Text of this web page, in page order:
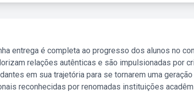
entrega é completa ao progresso dos alunos no
relações autênticas e são impulsionadas por
em sua trajetória para se tornarem uma
reconhecidas por renomadas instituições